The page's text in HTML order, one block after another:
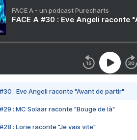
FACE A - un podcast Purecharts
FACE A #30 : Eve Angeli raconte
#30 : Eve Angeli raconte "Avant de partir"
#29 : MC Solaar raconte "Bouge de là"
#28 : Lorie raconte "Je vais vite"